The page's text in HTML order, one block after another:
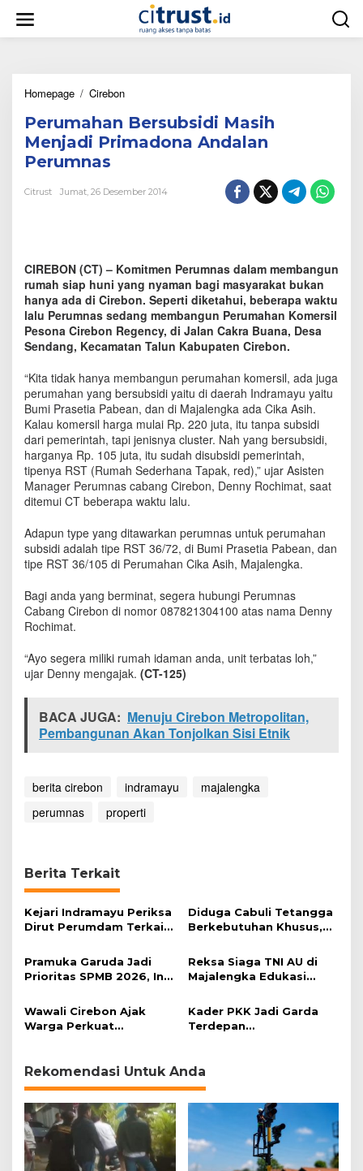
w
Homepage / Cirebon
u
m
a
s
u
b
s
i
d
i
a
s
i
h
M
e
n
j
a
i
P
r
m
a
d
a
A
a
l
P
e
r
Perumahan Bersubsidi Masih
Menjadi Primadona Andalan
Perumnas
Citrust Jumat, 26 Desember 2014
CIREBON (CT) – Komitmen Perumnas dalam membangun
rumah siap huni yang nyaman bagi masyarakat bukan
hanya ada di Cirebon. Seperti diketahui, beberapa waktu
lalu Perumnas sedang membangun Perumahan Komersil
Pesona Cirebon Regency, di Jalan Cakra Buana, Desa
Sendang, Kecamatan Talun Kabupaten Cirebon.
“Kita tidak hanya membangun perumahan komersil, ada juga
perumahan yang bersubsidi yaitu di daerah Indramayu yaitu
Bumi Prasetia Pabean, dan di Majalengka ada Cika Asih.
Kalau komersil harga mulai Rp. 220 juta, itu tanpa subsidi
dari pemerintah, tapi jenisnya cluster. Nah yang bersubsidi,
harganya Rp. 105 juta, itu sudah disubsidi pemerintah,
tipenya RST (Rumah Sederhana Tapak, red),” ujar Asisten
Manager Perumnas cabang Cirebon, Denny Rochimat, saat
ditemui CT beberapa waktu lalu.
Adapun type yang ditawarkan perumnas untuk perumahan
subsidi adalah tipe RST 36/72, di Bumi Prasetia Pabean, dan
tipe RST 36/105 di Perumahan Cika Asih, Majalengka.
Bagi anda yang berminat, segera hubungi Perumnas
Cabang Cirebon di nomor 087821304100 atas nama Denny
Rochimat.
“Ayo segera miliki rumah idaman anda, unit terbatas loh,”
ujar Denny mengajak. (CT-125)
BACA JUGA: Menuju Cirebon Metropolitan,
Pembangunan Akan Tonjolkan Sisi Etnik
berita cirebon indramayu
majalengka
perumnas
properti
Berita Terkait
Kejari Indramayu Periksa
Dirut Perumdam Terkait
Miliar
Diduga Cabuli Tetangga
Berkebutuhan Khusus,
Pramuka Garuda Jadi
Prioritas SPMB 2026, Ini
Reksa Siaga TNI AU di
Majalengka Edukasi
Warga
Wawali Cirebon Ajak
Warga Perkuat
599
Kader PKK Jadi Garda
Terdepan
Rekomendasi Untuk Anda